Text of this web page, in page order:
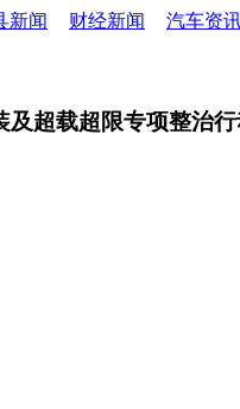
新闻 财经新闻
汽车资
及超载超限专项整治